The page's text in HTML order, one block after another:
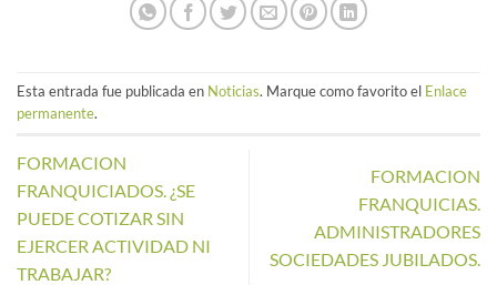
Esta entrada fue publicada en Noticias. Marque como favorito el Enlace
permanente.
FORMACION
FRANQUICIADOS. ¿SE
PUEDE COTIZAR SIN
EJERCER ACTIVIDAD NI
TRABAJAR?
FORMACION
FRANQUICIAS.
ADMINISTRADORES
SOCIEDADES JUBILADOS.